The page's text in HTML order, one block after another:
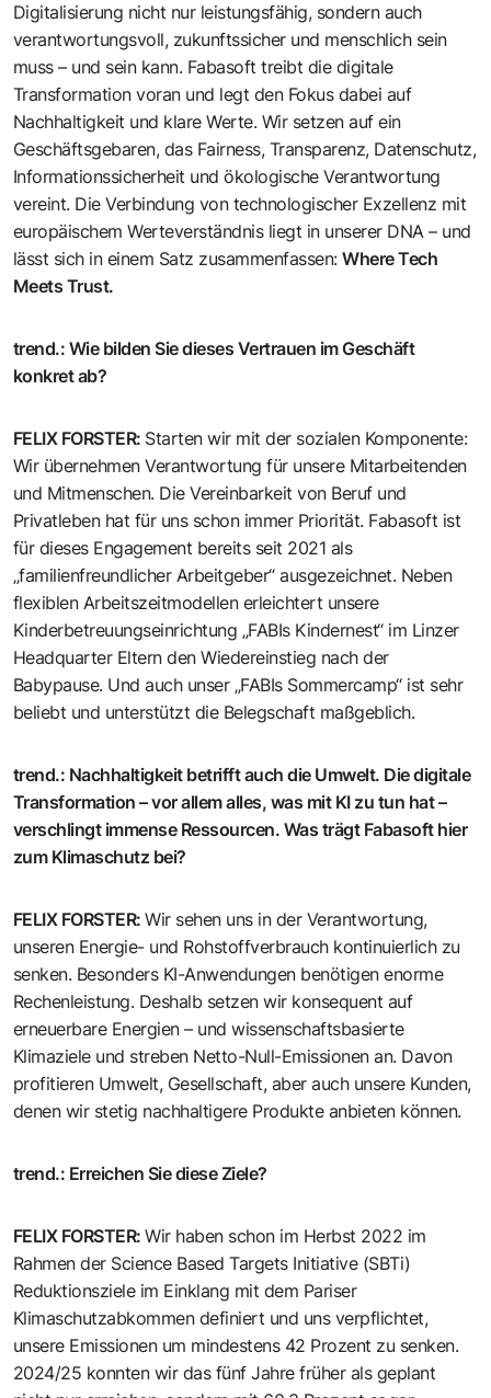
Digitalisierung nicht nur leistungsfähig, sondern auch
verantwortungsvoll, zukunftssicher und menschlich sein
muss – und sein kann. Fabasoft treibt die digitale
Transformation voran und legt den Fokus dabei auf
Nachhaltigkeit und klare Werte. Wir setzen auf ein
Geschäftsgebaren, das Fairness, Transparenz, Datenschutz,
Informationssicherheit und ökologische Verantwortung
vereint. Die Verbindung von technologischer Exzellenz mit
europäischem Werteverständnis liegt in unserer DNA – und
lässt sich in einem Satz zusammenfassen:Where Tech
Meets Trust.
trend.: Wie bilden Sie dieses Vertrauen im Geschäft
konkret ab?
FELIX FORSTER: Starten wir mit der sozialen Komponente:
Wir übernehmen Verantwortung für unsere Mitarbeitenden
und Mitmenschen. Die Vereinbarkeit von Beruf und
Privatleben hat für uns schon immer Priorität. Fabasoft ist
für dieses Engagement bereits seit 2021 als
„familienfreundlicher Arbeitgeber“ ausgezeichnet. Neben
flexiblen Arbeitszeitmodellen erleichtert unsere
Kinderbetreuungseinrichtung „FABIs Kindernest“ im Linzer
Headquarter Eltern den Wiedereinstieg nach der
Babypause. Und auch unser „FABIs Sommercamp“ ist sehr
beliebt und unterstützt die Belegschaft maßgeblich.
trend.: Nachhaltigkeit betrifft auch die Umwelt. Die digitale
Transformation – vor allem alles, was mit KI zu tun hat –
verschlingt immense Ressourcen. Was trägt Fabasoft hier
zum Klimaschutz bei?
FELIX FORSTER:Wir sehen uns in der Verantwortung,
unseren Energie- und Rohstoffverbrauch kontinuierlich zu
senken. Besonders KI-Anwendungen benötigen enorme
Rechenleistung. Deshalb setzen wir konsequent auf
erneuerbare Energien – und wissenschaftsbasierte
Klimaziele und streben Netto-Null-Emissionen an. Davon
profitieren Umwelt, Gesellschaft, aber auch unsere Kunden,
denen wir stetig nachhaltigere Produkte anbieten können.
trend.: Erreichen Sie diese Ziele?
FELIX FORSTER:Wir haben schon im Herbst 2022 im
Rahmen der Science Based Targets Initiative (SBTi)
Reduktionsziele im Einklang mit dem Pariser
Klimaschutzabkommen definiert und uns verpflichtet,
unsere Emissionen um mindestens 42 Prozent zu senken.
2024/25 konnten wir das fünf Jahre früher als geplant